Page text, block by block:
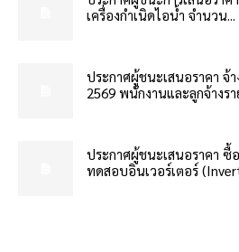
เครื่องกำเนิดไอน้ำ จำนวน...
ประกาศผู้ชนะเสนอราคา จ้
2569 พนักงานและลูกจ้างร
ประกาศผู้ชนะเสนอราคา
ทดสอบอินเวอร์เตอร์